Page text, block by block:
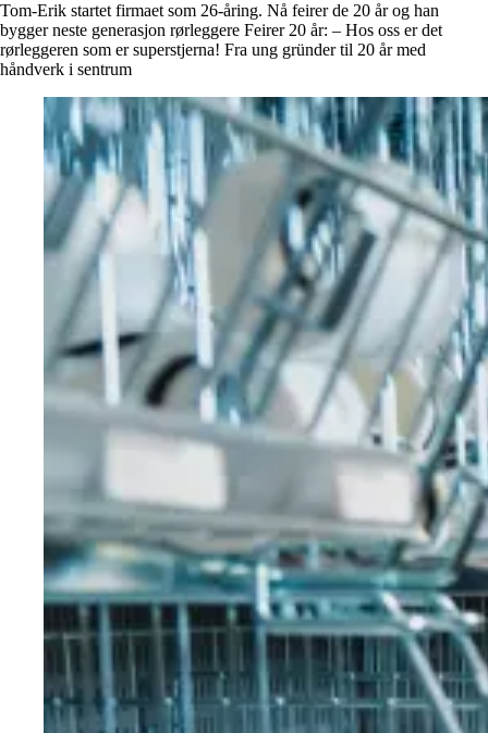
Tom-Erik startet firmaet som 26-åring. Nå feirer de 20 år og han
bygger neste generasjon rørleggere Feirer 20 år: – Hos oss er det
rørleggeren som er superstjerna! Fra ung gründer til 20 år med
håndverk i sentrum